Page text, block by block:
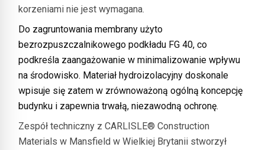
korzeniami nie jest wymagana.
Do zagruntowania membrany użyto
bezrozpuszczalnikowego podkładu FG 40, co
podkreśla zaangażowanie w minimalizowanie wpływu
na środowisko. Materiał hydroizolacyjny doskonale
wpisuje się zatem w zrównoważoną ogólną koncepcję
budynku i zapewnia trwałą, niezawodną ochronę.
Zespół techniczny z CARLISLE® Construction
Materials w Mansfield w Wielkiej Brytanii stworzył